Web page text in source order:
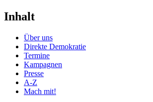
Inhalt
Über uns
Direkte Demokratie
Termine
Kampagnen
Presse
A-Z
Mach mit!